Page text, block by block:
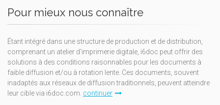
Pour mieux nous connaître
Étant intégré dans une structure de production et de distribution,
comprenant un atelier d'imprimerie digitale, i6doc peut offrir des
solutions à des conditions raisonnables pour les documents à
faible diffusion et/ou à rotation lente. Ces documents, souvent
inadaptés aux réseaux de diffusion traditionnels, peuvent atteindre
leur cible via i6doc.com. continuer